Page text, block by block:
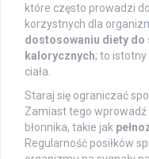
które często prowadzi
korzystnych dla
dostosowaniu diety
kalorycznych; to
ciała.
Staraj się ograniczać
Zamiast tego wprowadź
błonnika, takie jak
Regularność posiłków